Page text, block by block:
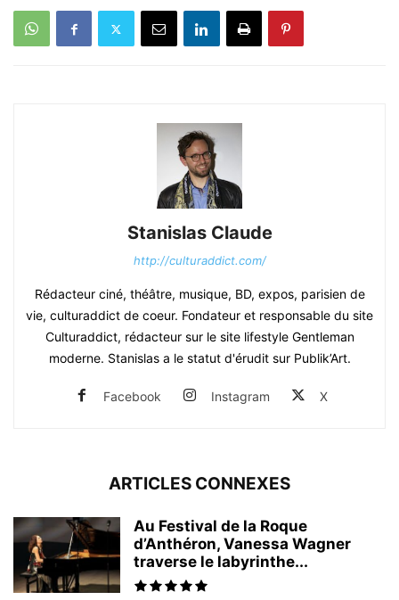
Stanislas Claude
http://culturaddict.com/
Rédacteur ciné, théâtre, musique, BD, expos, parisien de
vie, culturaddict de coeur. Fondateur et responsable du site
Culturaddict, rédacteur sur le site lifestyle Gentleman
moderne. Stanislas a le statut d'érudit sur Publik’Art.
Facebook Instagram X
ARTICLES CONNEXES
Au Festival de la Roque
d’Anthéron, Vanessa Wagner
traverse le labyrinthe...